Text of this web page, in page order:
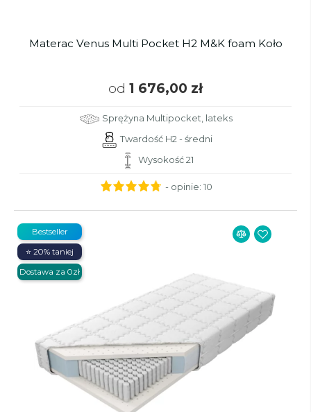
Materac Venus Multi Pocket H2 M&K foam Koło
od 1 676,00 zł
Sprężyna Multipocket, lateks
Twardość H2 - średni
Wysokość 21
- opinie: 10
Bestseller
⭐ 20% taniej
Dostawa za 0zł